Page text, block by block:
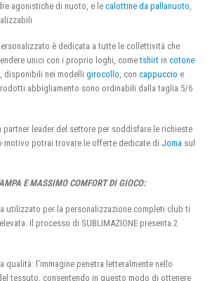
agonistiche di nuoto, e le calottine da pallanuoto,
è dedicata a tutte le collettività che
unici con i proprio loghi, cometshirt in cotone
, disponibili nei modelli girocollo, con cappuccio e
abbigliamento sono ordinabili dalla taglia 5/6
partner leader del settore per soddisfare le richieste
motivo potrai trovare le offerte dedicate di Joma sul
E MASSIMO COMFORT DI GIOCO:
utilizzato per la personalizzazione completi club ti
Il processo di SUBLIMAZIONE presenta 2
qualità: l’immagine penetra letteralmente nello
tessuto, consentendo in questo modo di ottenere